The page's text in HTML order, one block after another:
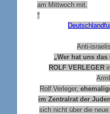
am Mittwoch mit.
°
Anti-
„Wer hat uns
ROLF VERLEGER
Rolf Verleger,
im Zentralrat der
sich nicht über die